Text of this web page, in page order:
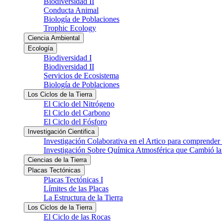
Conducta Animal
Biología de Poblaciones
Trophic Ecology
Ciencia Ambiental
Ecología
Biodiversidad I
Biodiversidad II
Servicios de Ecosistema
Biología de Poblaciones
Los Ciclos de la Tierra
El Ciclo del Nitrógeno
El Ciclo del Carbono
El Ciclo del Fósforo
Investigación Cientifica
Investigación Colaborativa en el Artico para
Investigación Sobre Química Atmosférica que Cambió
Ciencias de la Tierra
Placas Tectónicas
Placas Tectónicas I
Límites de las Placas
La Estructura de la Tierra
Los Ciclos de la Tierra
El Ciclo de las Rocas